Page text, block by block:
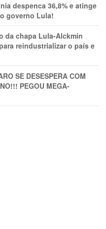
despenca 36,8% e atinge
governo Lula!
da chapa Lula-Alckmin
reindustrializar o país e
SE DESESPERA COM
PEGOU MEGA-